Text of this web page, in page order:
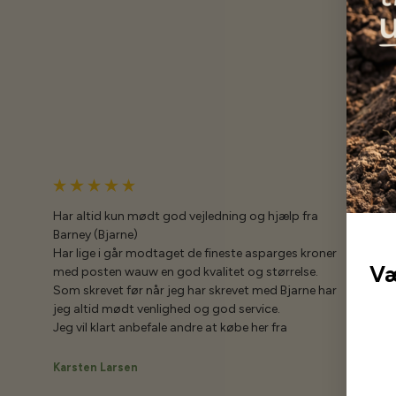
Har altid kun mødt god vejledning og hjælp fra
Barney (Bjarne)
Har lige i går modtaget de fineste asparges kroner
med posten wauw en god kvalitet og størrelse.
Som skrevet før når jeg har skrevet med Bjarne har
jeg altid mødt venlighed og god service.
Jeg vil klart anbefale andre at købe her fra
Karsten Larsen